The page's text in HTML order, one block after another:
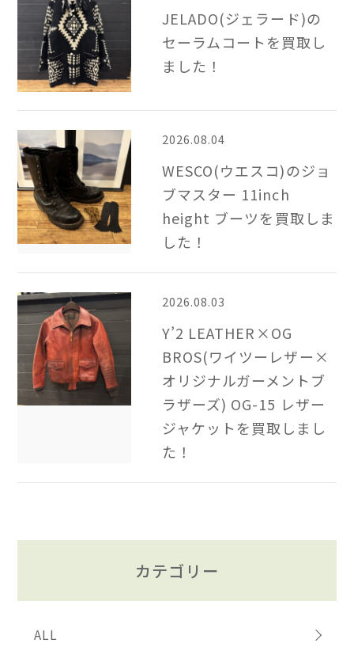
JELADO(ジェラード)の
セーラムコートを買取し
ました！
2026.08.04
WESCO(ウエスコ)のジョ
ブマスター 11inch
height ブーツを買取しま
した！
2026.08.03
Y’2 LEATHER×OG
BROS(ワイツーレザー×
オリジナルガーメントブ
ラザーズ) OG-15 レザー
ジャケットを買取しまし
た！
カテゴリー
ALL